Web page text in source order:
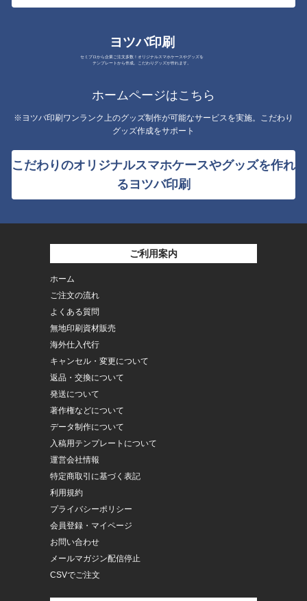
ヨツバ印刷
セミプロから企業ご注文多数！オリジナルスマホケースやグッズを
テンプレートから作成。こだわりグッズが作れます。
ホームページはこちら
※ヨツバ印刷ワンランク上のグッズ制作が可能なサービスを実施。こだわり
グッズ作成をサポート
こだわりのオリジナルスマホケースやグッズを作れ
るヨツバ印刷
ご利用案内
ホーム
ご注文の流れ
よくある質問
無地印刷資材販売
海外仕入代行
キャンセル・変更について
返品・交換について
発送について
著作権などについて
データ制作について
入稿用テンプレートについて
運営会社情報
特定商取引に基づく表記
利用規約
プライバシーポリシー
会員登録・マイページ
お問い合わせ
メールマガジン配信停止
CSVでご注文